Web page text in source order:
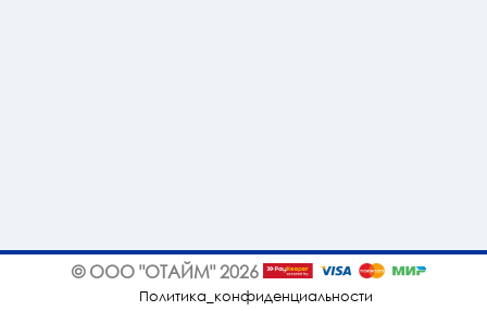
© ООО "ОТАЙМ" 2026
Политика_конфиденциальности